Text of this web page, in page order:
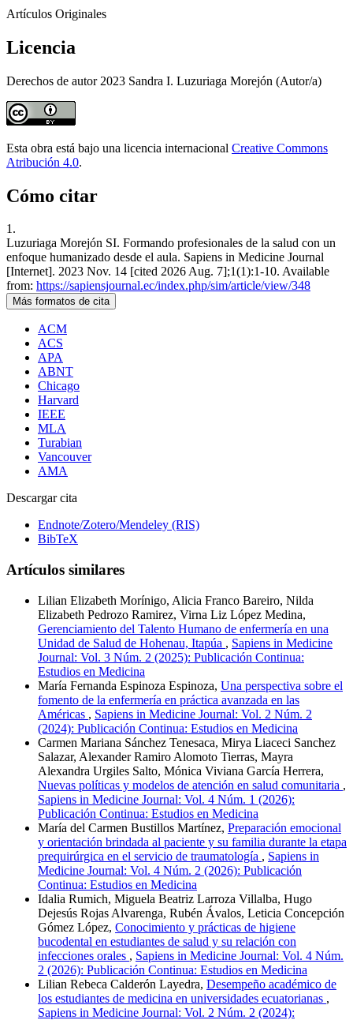
Artículos Originales
Licencia
Derechos de autor 2023 Sandra I. Luzuriaga Morejón (Autor/a)
Esta obra está bajo una licencia internacional Creative Commons
Atribución 4.0.
Cómo citar
1.
Luzuriaga Morejón SI. Formando profesionales de la salud con un
enfoque humanizado desde el aula. Sapiens in Medicine Journal
[Internet]. 2023 Nov. 14 [cited 2026 Aug. 7];1(1):1-10. Available
from: https://sapiensjournal.ec/index.php/sim/article/view/348
Más formatos de cita
ACM
ACS
APA
ABNT
Chicago
Harvard
IEEE
MLA
Turabian
Vancouver
AMA
Descargar cita
Endnote/Zotero/Mendeley (RIS)
BibTeX
Artículos similares
Lilian Elizabeth Morínigo, Alicia Franco Bareiro, Nilda
Elizabeth Pedrozo Ramirez, Virna Liz López Medina,
Gerenciamiento del Talento Humano de enfermería en una
Unidad de Salud de Hohenau, Itapúa , Sapiens in Medicine
Journal: Vol. 3 Núm. 2 (2025): Publicación Continua:
Estudios en Medicina
María Fernanda Espinoza Espinoza, Una perspectiva sobre el
fomento de la enfermería en práctica avanzada en las
Américas , Sapiens in Medicine Journal: Vol. 2 Núm. 2
(2024): Publicación Continua: Estudios en Medicina
Carmen Mariana Sánchez Tenesaca, Mirya Liaceci Sanchez
Salazar, Alexander Ramiro Alomoto Tierras, Mayra
Alexandra Urgiles Salto, Mónica Viviana García Herrera,
Nuevas políticas y modelos de atención en salud comunitaria ,
Sapiens in Medicine Journal: Vol. 4 Núm. 1 (2026):
Publicación Continua: Estudios en Medicina
María del Carmen Bustillos Martínez, Preparación emocional
y orientación brindada al paciente y su familia durante la etapa
prequirúrgica en el servicio de traumatología , Sapiens in
Medicine Journal: Vol. 4 Núm. 2 (2026): Publicación
Continua: Estudios en Medicina
Idalia Rumich, Miguela Beatriz Larroza Villalba, Hugo
Dejesús Rojas Alvarenga, Rubén Ávalos, Leticia Concepción
Gómez López, Conocimiento y prácticas de higiene
bucodental en estudiantes de salud y su relación con
infecciones orales , Sapiens in Medicine Journal: Vol. 4 Núm.
2 (2026): Publicación Continua: Estudios en Medicina
Lilian Rebeca Calderón Layedra, Desempeño académico de
los estudiantes de medicina en universidades ecuatorianas ,
Sapiens in Medicine Journal: Vol. 2 Núm. 2 (2024):